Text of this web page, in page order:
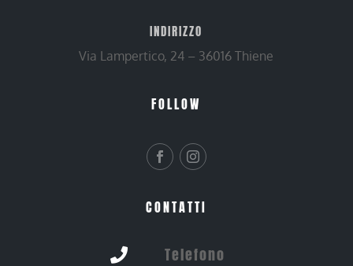
INDIRIZZO
Via Lampertico, 24 – 36016 Thiene
FOLLOW
CONTATTI
 Telefono